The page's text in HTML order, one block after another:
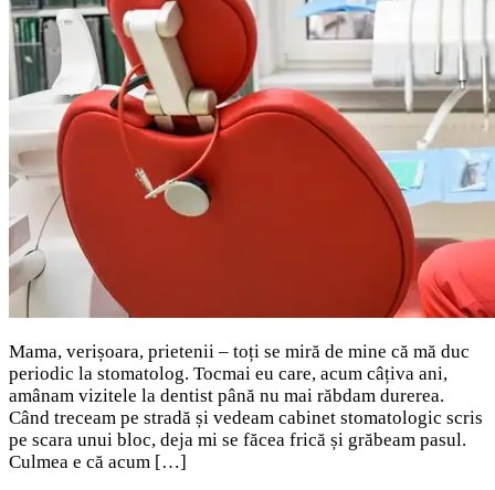
Mama, verișoara, prietenii – toți se miră de mine că mă duc
periodic la stomatolog. Tocmai eu care, acum câțiva ani,
amânam vizitele la dentist până nu mai răbdam durerea.
Când treceam pe stradă și vedeam cabinet stomatologic scris
pe scara unui bloc, deja mi se făcea frică și grăbeam pasul.
Culmea e că acum […]